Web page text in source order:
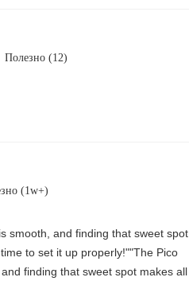
Полезно (12)
(1w+)
smooth, and finding that sweet spot
to set it up properly!""The Pico
finding that sweet spot makes all